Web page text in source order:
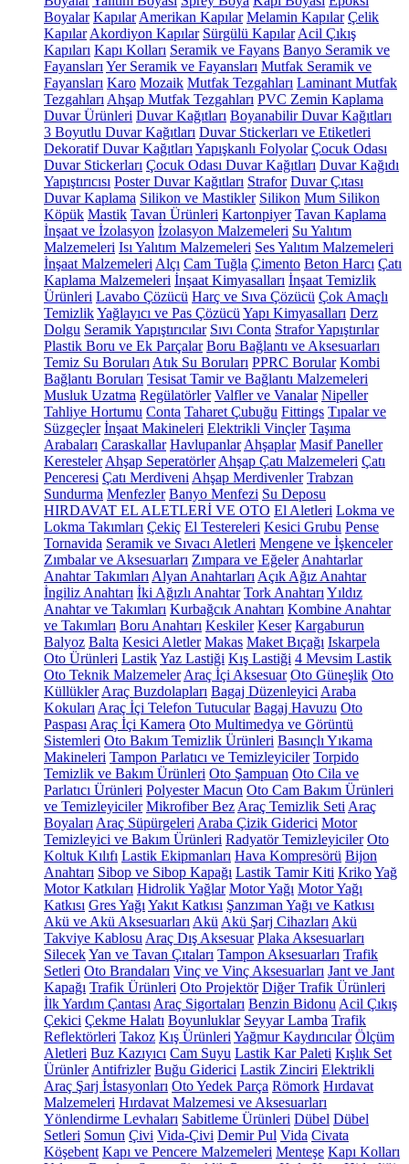
Boyalar Kapılar Amerikan Kapılar Melamin Kapılar Çelik
Kapılar Akordiyon Kapılar Sürgülü Kapılar Acil Çıkış
Kapıları Kapı Kolları Seramik ve Fayans Banyo Seramik ve
Fayansları Yer Seramik ve Fayansları Mutfak Seramik ve
Fayansları Karo Mozaik Mutfak Tezgahları Laminant Mutfak
Tezgahları Ahşap Mutfak Tezgahları PVC Zemin Kaplama
Duvar Ürünleri Duvar Kağıtları Boyanabilir Duvar Kağıtları
3 Boyutlu Duvar Kağıtları Duvar Stickerları ve Etiketleri
Dekoratif Duvar Kağıtları Yapışkanlı Folyolar Çocuk Odası
Duvar Stickerları Çocuk Odası Duvar Kağıtları Duvar Kağıdı
Yapıştırıcısı Poster Duvar Kağıtları Strafor Duvar Çıtası
Duvar Kaplama Silikon ve Mastikler Silikon Mum Silikon
Köpük Mastik Tavan Ürünleri Kartonpiyer Tavan Kaplama
İnşaat ve İzolasyon İzolasyon Malzemeleri Su Yalıtım
Malzemeleri Isı Yalıtım Malzemeleri Ses Yalıtım Malzemeleri
İnşaat Malzemeleri Alçı Cam Tuğla Çimento Beton Harcı Çatı
Kaplama Malzemeleri İnşaat Kimyasalları İnşaat Temizlik
Ürünleri Lavabo Çözücü Harç ve Sıva Çözücü Çok Amaçlı
TemizlikYağlayıcı ve Pas Çözücü Yapı Kimyasalları Derz
Dolgu Seramik Yapıştırıcılar Sıvı Conta Strafor Yapıştırılar
Plastik Boru ve Ek Parçalar Boru Bağlantı ve Aksesuarları
Temiz Su Boruları Atık Su Boruları PPRC Borular Kombi
Bağlantı Boruları Tesisat Tamir ve Bağlantı Malzemeleri
Musluk Uzatma Regülatörler Valfler ve Vanalar Nipeller
Tahliye Hortumu Conta Taharet Çubuğu Fittings Tıpalar ve
Süzgeçler İnşaat Makineleri Elektrikli Vinçler Taşıma
Arabaları Caraskallar Havlupanlar Ahşaplar Masif Paneller
Keresteler Ahşap Seperatörler Ahşap Çatı Malzemeleri Çatı
Penceresi Çatı Merdiveni Ahşap Merdivenler Trabzan
Sundurma Menfezler Banyo Menfezi Su Deposu
HIRDAVAT EL ALETLERİ VE OTO El Aletleri Lokma ve
Lokma Takımları Çekiç El Testereleri Kesici Grubu Pense
Tornavida Seramik ve Sıvacı Aletleri Mengene ve İşkenceler
Zımbalar ve Aksesuarları Zımpara ve Eğeler Anahtarlar
Anahtar Takımları Alyan Anahtarları Açık Ağız Anahtar
İngiliz Anahtarı İki Ağızlı Anahtar Tork Anahtarı Yıldız
Anahtar ve Takımları Kurbağcık Anahtarı Kombine Anahtar
ve Takımları Boru Anahtarı Keskiler Keser Kargaburun
Balyoz Balta Kesici Aletler Makas Maket Bıçağı Iskarpela
Oto Ürünleri LastikYaz Lastiği Kış Lastiği 4 Mevsim Lastik
Oto Teknik Malzemeler Araç İçi Aksesuar Oto Güneşlik Oto
Küllükler Araç Buzdolapları Bagaj Düzenleyici Araba
Kokuları Araç İçi Telefon Tutucular Bagaj Havuzu Oto
Paspası Araç İçi Kamera Oto Multimedya ve Görüntü
Sistemleri Oto Bakım Temizlik Ürünleri Basınçlı Yıkama
Makineleri Tampon Parlatıcı ve Temizleyiciler Torpido
Temizlik ve Bakım Ürünleri Oto Şampuan Oto Cila ve
Parlatıcı Ürünleri Polyester Macun Oto Cam Bakım Ürünleri
ve Temizleyiciler Mikrofiber Bez Araç Temizlik Seti Araç
Boyaları Araç Süpürgeleri Araba Çizik Giderici Motor
Temizleyici ve Bakım Ürünleri Radyatör Temizleyiciler Oto
Koltuk Kılıfı Lastik Ekipmanları Hava Kompresörü Bijon
Anahtarı Sibop ve Sibop Kapağı Lastik Tamir Kiti KrikoYağ
Motor Katkıları Hidrolik Yağlar Motor Yağı Motor Yağı
Katkısı Gres Yağı Yakıt Katkısı Şanzıman Yağı ve Katkısı
Akü ve Akü Aksesuarları Akü Akü Şarj Cihazları Akü
Takviye Kablosu Araç Dış Aksesuar Plaka Aksesuarları
SilecekYan ve Tavan Çıtaları Tampon Aksesuarları Trafik
Setleri Oto Brandaları Vinç ve Vinç Aksesuarları Jant ve Jant
Kapağı Trafik Ürünleri Oto Projektör Diğer Trafik Ürünleri
İlk Yardım Çantası Araç Sigortaları Benzin Bidonu Acil Çıkış
Çekici Çekme Halatı Boyunluklar Seyyar Lamba Trafik
Reflektörleri Takoz Kış Ürünleri Yağmur Kaydırıcılar Ölçüm
Aletleri Buz Kazıyıcı Cam Suyu Lastik Kar Paleti Kışlık Set
Ürünler Antifrizler Buğu Giderici Lastik Zinciri Elektrikli
Araç Şarj İstasyonları Oto Yedek Parça Römork Hırdavat
Malzemeleri Hırdavat Malzemesi ve Aksesuarları
Yönlendirme Levhaları Sabitleme Ürünleri Dübel Dübel
Setleri Somun Çivi Vida-Çivi Demir Pul Vida Civata
Köşebent Kapı ve Pencere Malzemeleri Menteşe Kapı Kolları